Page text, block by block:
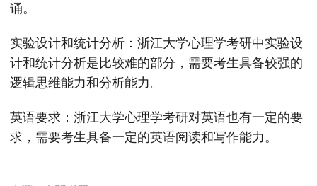
诵。
实验设计和统计分析：浙江大学心理学考研中实验设
计和统计分析是比较难的部分，需要考生具备较强的
逻辑思维能力和分析能力。
英语要求：浙江大学心理学考研对英语也有一定的要
求，需要考生具备一定的英语阅读和写作能力。